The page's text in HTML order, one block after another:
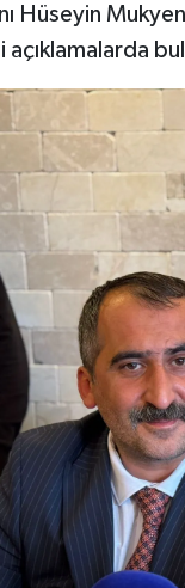
Hüseyin
açıklamalarda